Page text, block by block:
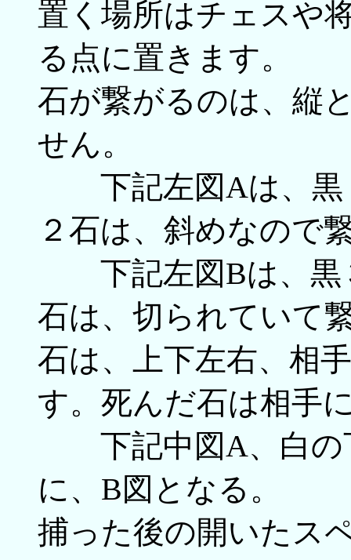
置く場所はチェスや
る点に置きます。
石が繋がるのは、縦
せん。
下記左図Aは、黒
２石は、斜めなので
下記左図Bは、黒
石は、切られていて
石は、上下左右、相
す。死んだ石は相手
下記中図A、白の
に、B図となる。
捕った後の開いたス